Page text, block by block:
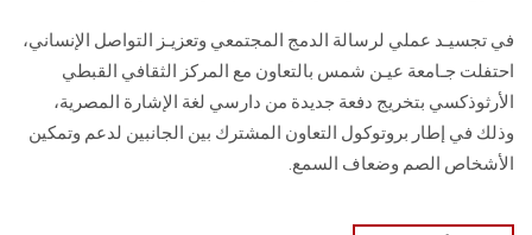
في تجسيـد عملي لرسالة الدمج المجتمعي وتعزيـز التواصل الإنساني،
احتفلت جـامعة عيـن شمس بالتعاون مع المركز الثقافي القبطي
الأرثوذكسي بتخريج دفعة جديدة من دارسي لغة الإشارة المصرية،
وذلك في إطار بروتوكول التعاون المشترك بين الجانبين لدعم وتمكين
الأشخاص الصم وضعاف السمع.